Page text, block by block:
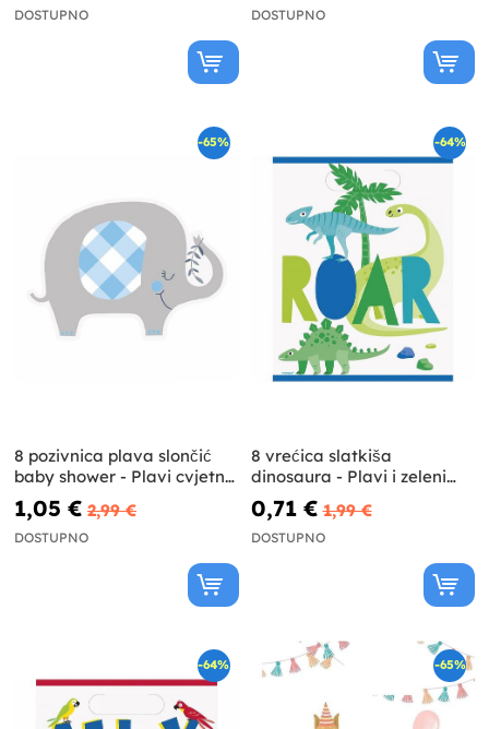
DOSTUPNO DOSTUPNO
-65%
8 pozivnica plava slončić
baby shower - Plavi cvjetni
slon
1,05 € 2,99 €
DOSTUPNO
-64%
8 vrećica slatkiša
dinosaura - Plavi i zeleni
dinosaur
0,71 € 1,99 €
DOSTUPNO
-64% -65%